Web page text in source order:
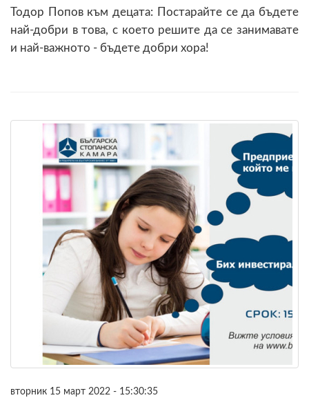
Тодор Попов към децата: Постарайте се да бъдете
най-добри в това, с което решите да се занимавате
и най-важното - бъдете добри хора!
вторник 15 март 2022 - 15:30:35